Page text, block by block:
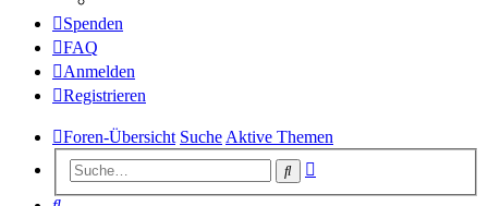
Spenden
FAQ
Anmelden
Registrieren
Foren-Übersicht SucheAktive Themen
Suche